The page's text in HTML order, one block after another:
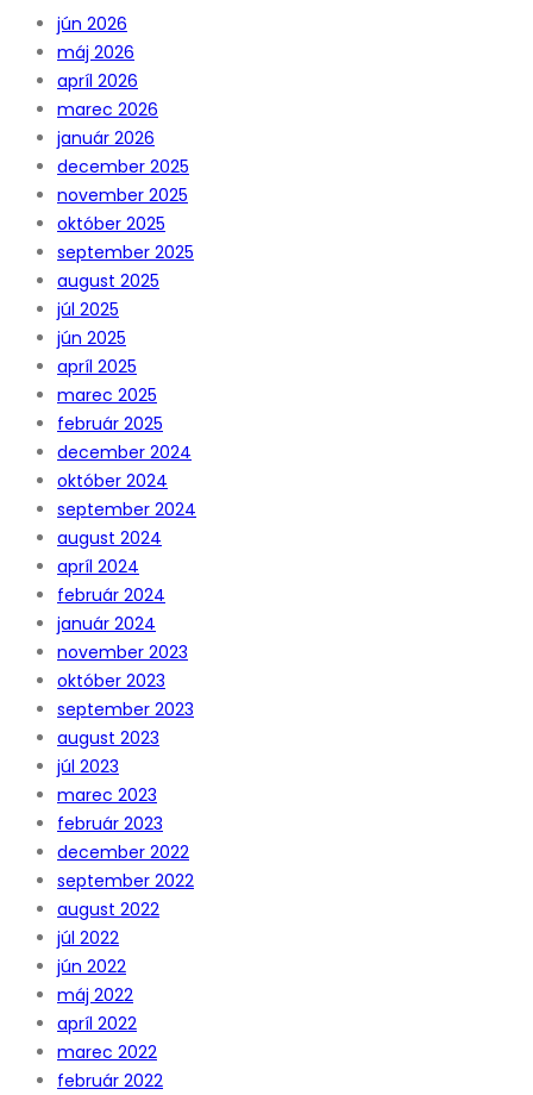
jún 2026
máj 2026
apríl 2026
marec 2026
január 2026
december 2025
november 2025
október 2025
september 2025
august 2025
júl 2025
jún 2025
apríl 2025
marec 2025
február 2025
december 2024
október 2024
september 2024
august 2024
apríl 2024
február 2024
január 2024
november 2023
október 2023
september 2023
august 2023
júl 2023
marec 2023
február 2023
december 2022
september 2022
august 2022
júl 2022
jún 2022
máj 2022
apríl 2022
marec 2022
február 2022